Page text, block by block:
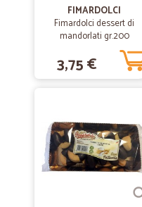
Il catalogo è ampio
Il catalogo è ampio, i prezzi
Il giorno successivo
Il giorno successivo all'ordine
complimenti
Elvira C.
FIMARDOLCI
Fimardolci dessert di
mandorlati gr.200
3,75 €